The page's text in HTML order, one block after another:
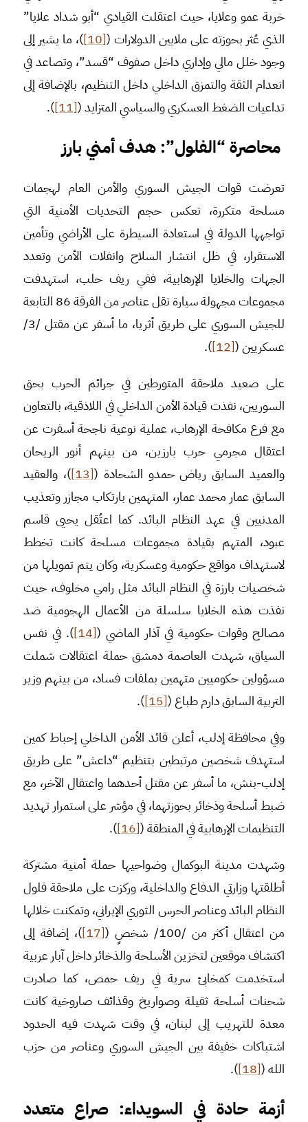
خربة عمو وعلايا، حيث اعتقلت القيادي “أبو شداد علايا”
الذي عُثر بحوزته على ملايين الدولارات ([10]
)، ما يشير إلى
وجود خلل مالي وإداري داخل صفوف “قسد”، وتصاعد في
انعدام الثقة والتمزق الداخلي داخل التنظيم، بالإضافة إلى
تداعيات الضغط العسكري والسياسي المتزايد ([11]
).
محاصرة “الفلول”: هدف أمني بارز
تعرضت قوات الجيش السوري والأمن العام لهجمات
مسلحة متكررة، تعكس حجم التحديات الأمنية التي
تواجهها الدولة في استعادة السيطرة على الأراضي وتأمين
الاستقرار، في ظل انتشار السلاح وانفلات الأمن وتعدد
الجهات والخلايا الإرهابية، ففي ريف حلب، استهدفت
مجموعات مجهولة سيارة تقل عناصر من الفرقة 86 التابعة
للجيش السوري على طريق أثريا، ما أسفر عن مقتل /3/
عسكريين ([12]
).
على صعيد ملاحقة المتورطين في جرائم الحرب بحق
السوريين، نفذت قيادة الأمن الداخلي في اللاذقية، بالتعاون
مع فرع مكافحة الإرهاب، عملية نوعية ناجحة أسفرت عن
اعتقال مجرمي حرب بارزين، من بينهم أنور الريحان
والعميد السابق رياض حمدو الشحادة ([13]
)، والعقيد
السابق عمار محمد عمار، المتهمين بارتكاب مجازر وتعذيب
المدنيين في عهد النظام البائد. كما اعتُقل يحيى قاسم
عبود، المتهم بقيادة مجموعات مسلحة كانت تخطط
لاستهداف مواقع حكومية وعسكرية، وكان يتم تمويلها من
شخصيات بارزة في النظام البائد مثل رامي مخلوف، حيث
نفذت هذه الخلايا سلسلة من الأعمال الهجومية ضد
مصالح وقوات حكومية في آذار الماضي ([14]
). في نفس
السياق، شهدت العاصمة دمشق حملة اعتقالات شملت
مسؤولين حكوميين متهمين بملفات فساد، من بينهم وزير
التربية السابق دارم طباع ([15]
).
وفي محافظة إدلب، أعلن قائد الأمن الداخلي إحباط كمين
استهدف شخصين مرتبطين بتنظيم “داعش” على طريق
إدلب-بنش، ما أسفر عن مقتل أحدهما واعتقال الآخر، مع
ضبط أسلحة وذخائر بحوزتهما، في مؤشر على استمرار تهديد
التنظيمات الإرهابية في المنطقة ([16]
).
وشهدت مدينة البوكمال وضواحيها حملة أمنية مشتركة
أطلقتها وزارتي الدفاع والداخلية، وركزت على ملاحقة فلول
النظام البائد وعناصر الحرس الثوري الإيراني، وتمكنت خلالها
من اعتقال أكثر من /100/ شخصٍ (
[17]
)، إضافة إلى
اكتشاف موقعين لتخزين الأسلحة والذخائر داخل آبار عربية
استخدمت كمخابئ سرية في ريف حمص، كما صادرت
شحنات أسلحة ثقيلة وصواريخ وقذائف صاروخية كانت
معدة للتهريب إلى لبنان، في وقت شهدت فيه الحدود
اشتباكات خفيفة بين الجيش السوري وعناصر من حزب
الله ([18]
).
أزمة حادة في السويداء: صراع متعدد